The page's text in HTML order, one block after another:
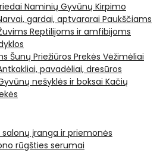
Naminių Gyvūnų Kirpimo
gardai, aptvararai Paukščiams
Reptilijoms ir amfibijoms
Šunų Priežiūros Prekės Vėžimėliai
pavadėliai, dresūros
nešyklės ir boksai Kačių
salonų įranga ir priemonės
rūgšties serumai